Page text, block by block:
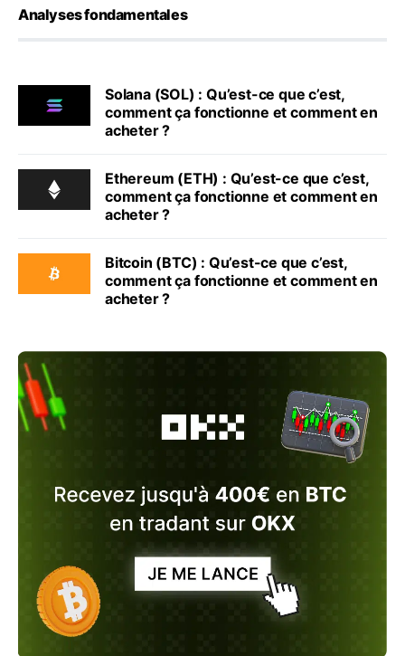
Analyses fondamentales
Solana (SOL) : Qu’est-ce que c’est,
comment ça fonctionne et comment en
acheter ?
Ethereum (ETH) : Qu’est-ce que c’est,
comment ça fonctionne et comment en
acheter ?
Bitcoin (BTC) : Qu’est-ce que c’est,
comment ça fonctionne et comment en
acheter ?